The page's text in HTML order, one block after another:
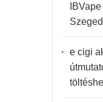
e cigi